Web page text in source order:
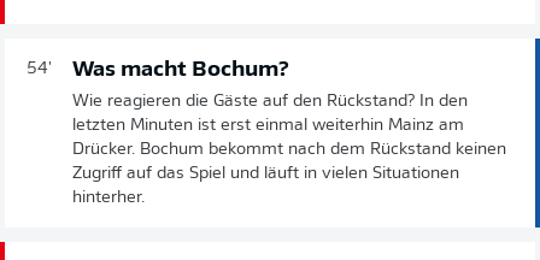
54' Was macht Bochum?
Wie reagieren die Gäste auf den Rückstand? In den
letzten Minuten ist erst einmal weiterhin Mainz am
Drücker. Bochum bekommt nach dem Rückstand keinen
Zugriff auf das Spiel und läuft in vielen Situationen
hinterher.